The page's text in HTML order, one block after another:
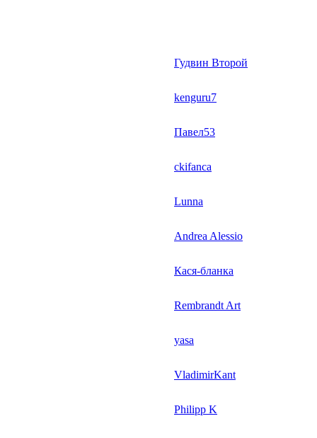
Гудвин Второй
kenguru7
Павел53
ckifanca
Lunna
Andrea Alessio
Кася-бланка
Rembrandt Art
yasa
VladimirKant
Philipp K